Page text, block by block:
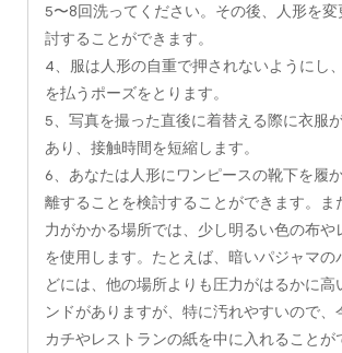
5〜8回洗ってください。その後、人形を変
討することができます。
4、服は人形の自重で押されないようにし
を払うポーズをとります。
5、写真を撮った直後に着替える際に衣服
あり、接触時間を短縮します。
6、あなたは人形にワンピースの靴下を履
離することを検討することができます。ま
力がかかる場所では、少し明るい色の布や
を使用します。たとえば、暗いパジャマの
どには、他の場所よりも圧力がはるかに高
ンドがありますが、特に汚れやすいので、
カチやレストランの紙を中に入れることが